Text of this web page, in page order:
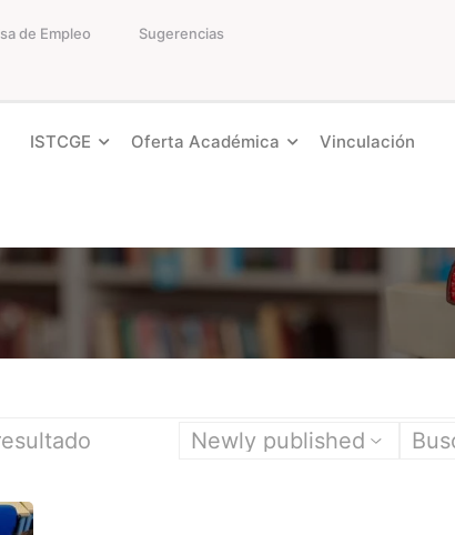
de Empleo Sugerencias
ISTCGE Oferta Académica Vinculación